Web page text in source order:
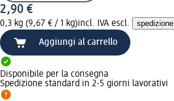
2,90 €
0,3 kg (9,67 € / 1 kg)incl. IVA escl. spedizione
Aggiungi al carrello
Disponibile per la consegna
Spedizione standard in 2-5 giorni lavorativi